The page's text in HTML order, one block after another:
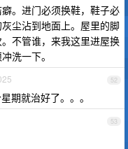
。进门必须换鞋，鞋子必
尘沾到地面上。屋里的脚
不管谁，来我这里进屋换
洗一下。
52
期就治好了。。。
53